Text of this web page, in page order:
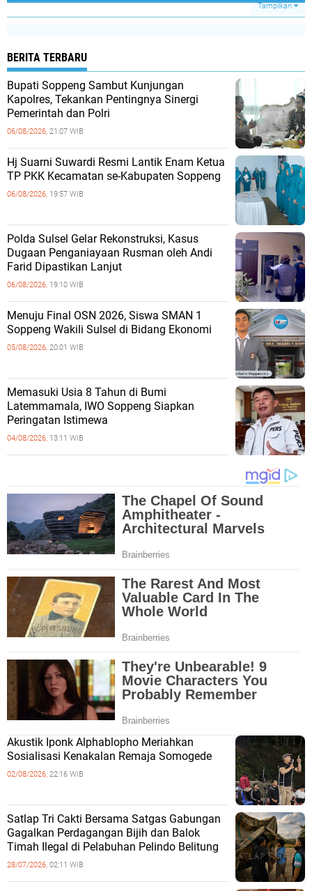
Tampilkan
BERITA TERBARU
Bupati Soppeng Sambut Kunjungan
Kapolres, Tekankan Pentingnya Sinergi
Pemerintah dan Polri
06/08/2026, 21:07 WIB
Hj Suarni Suwardi Resmi Lantik Enam Ketua
TP PKK Kecamatan se-Kabupaten Soppeng
06/08/2026, 19:57 WIB
Polda Sulsel Gelar Rekonstruksi, Kasus
Dugaan Penganiayaan Rusman oleh Andi
Farid Dipastikan Lanjut
06/08/2026, 19:10 WIB
Menuju Final OSN 2026, Siswa SMAN 1
Soppeng Wakili Sulsel di Bidang Ekonomi
05/08/2026, 20:01 WIB
Memasuki Usia 8 Tahun di Bumi
Latemmamala, IWO Soppeng Siapkan
Peringatan Istimewa
04/08/2026, 13:11 WIB
Akustik Iponk Alphablopho Meriahkan
Sosialisasi Kenakalan Remaja Somogede
02/08/2026, 22:16 WIB
Satlap Tri Cakti Bersama Satgas Gabungan
Gagalkan Perdagangan Bijih dan Balok
Timah Ilegal di Pelabuhan Pelindo Belitung
28/07/2026, 02:11 WIB